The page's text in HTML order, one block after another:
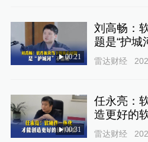
00:21
刘高畅：
题是“护城
雷达财经
00:31
任永亮：
造更好的
雷达财经